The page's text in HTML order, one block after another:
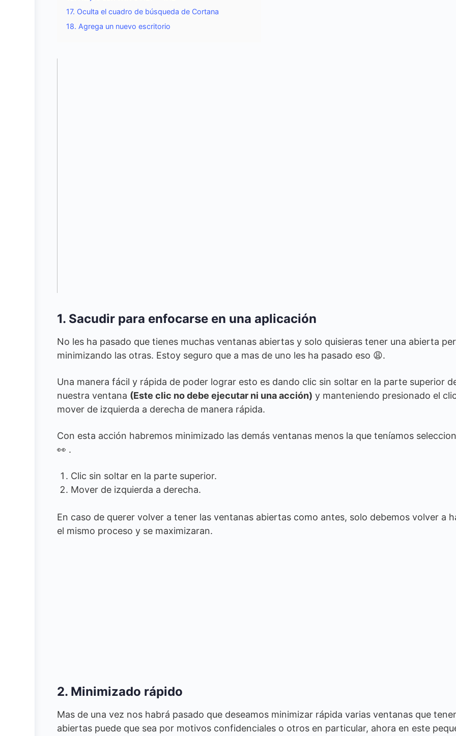
17. Oculta el cuadro de búsqueda de Cortana
18. Agrega un nuevo escritorio
1. Sacudir para enfocarse en una aplicación
No les ha pasado que tienes muchas ventanas abiertas y solo quisieras tener una abierta
minimizando las otras. Estoy seguro que a mas de uno les ha pasado eso 😩.
Una manera fácil y rápida de poder lograr esto es dando clic sin soltar en la parte superior
nuestra ventana (Este clic no debe ejecutar ni una acción) y manteniendo presionado el
mover de izquierda a derecha de manera rápida.
Con esta acción habremos minimizado las demás ventanas menos la que teníamos
👀 .
Clic sin soltar en la parte superior.
Mover de izquierda a derecha.
En caso de querer volver a tener las ventanas abiertas como antes, solo debemos volver a
el mismo proceso y se maximizaran.
2. Minimizado rápido
Mas de una vez nos habrá pasado que deseamos minimizar rápida varias ventanas que
abiertas puede que sea por motivos confidenciales o otros en particular, ahora en este